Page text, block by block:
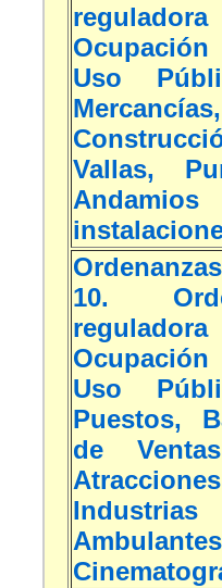
Uso
Vallas,
10.
Uso
Puestos,
de